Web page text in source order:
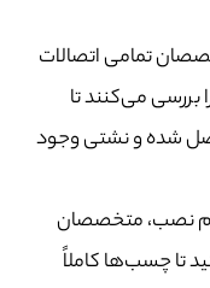
تمامی اتصالات
بررسی می‌کنند تا
شده و نشتی وجود
نصب، متخصصان
تا چسب‌ها کاملاً